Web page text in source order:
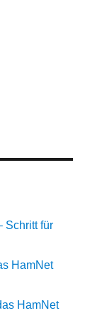
Schritt für
HamNet
HamNet